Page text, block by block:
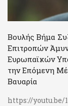
Βουλής Βήμα
Επιτροπών
Ευρωπαϊκών
την Επόμενη
Βαυαρία
https://youtu.be/